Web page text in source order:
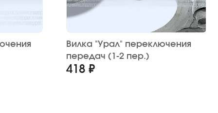
Вилка "Урал" переключения
передач (1-2 пер.)
418 ₽